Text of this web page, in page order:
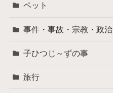
ペット
事件・事故・宗教・政治
子ひつじ～ずの事
旅行